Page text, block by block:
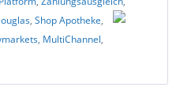
, Shop Apotheke,
, MultiChannel,